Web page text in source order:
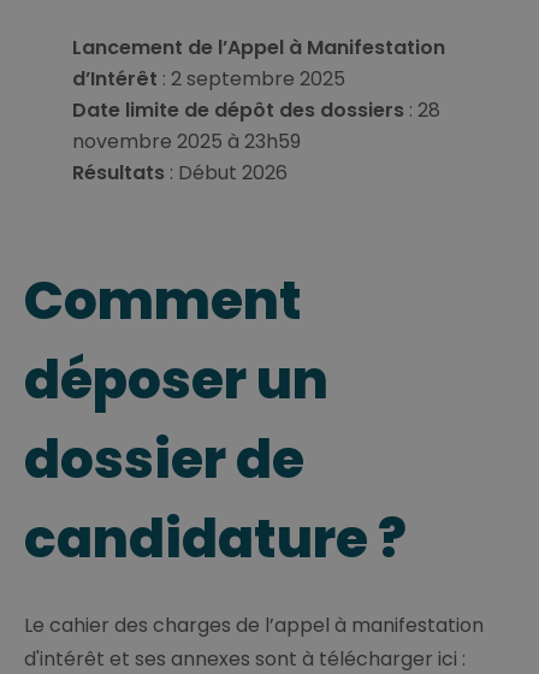
Lancement de l’Appel à Manifestation
d’Intérêt : 2 septembre 2025
Date limite de dépôt des dossiers : 28
novembre 2025 à 23h59
Résultats : Début 2026
Comment
déposer un
dossier de
candidature ?
Le cahier des charges de l’appel à manifestation
d'intérêt et ses annexes sont à télécharger ici :